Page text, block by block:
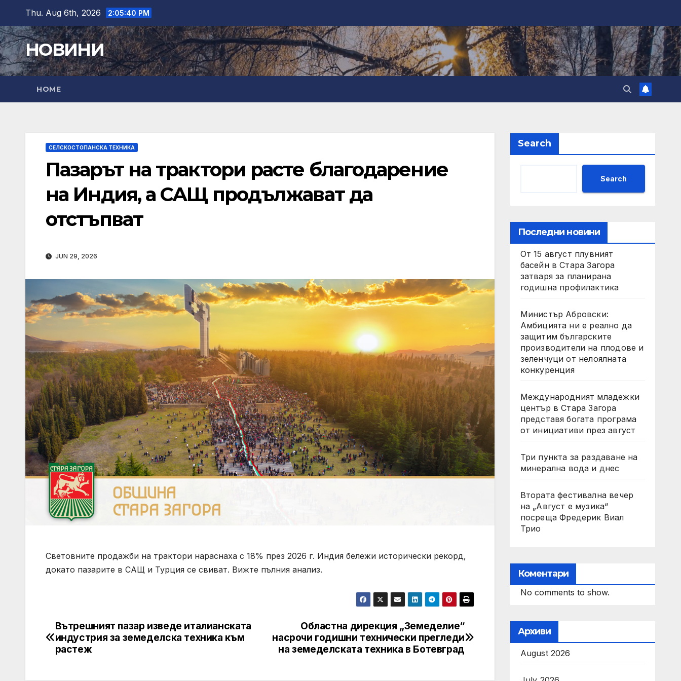
content
Thu. Aug 6th, 2026 2:05:41 PM
НОВИНИ
HOME
СЕЛСКОСТОПАНСКА ТЕХНИКА
Пазарът на трактори расте благодарение
на Индия, а САЩ продължават да
отстъпват
JUN 29, 2026
Световните продажби на трактори нараснаха с 18% през 2026 г. Индия бележи исторически рекорд,
докато пазарите в САЩ и Турция се свиват. Вижте пълния анализ.
Post
navigation
Областна дирекция „Земеделие“
насрочи годишни технически прегледи
на земеделската техника в Ботевград
Вътрешният пазар изведе италианската
индустрия за земеделска техника към
растеж
Search
Search
Последни новини
От 15 август плувният
басейн в Стара Загора
затваря за планирана
годишна профилактика
Министър Абровски:
Амбицията ни е реално да
защитим българските
производители на плодове и
зеленчуци от нелоялната
конкуренция
Международният младежки
център в Стара Загора
представя богата програма
от инициативи през август
Три пункта за раздаване на
минерална вода и днес
Втората фестивална вечер
на „Август е музика“
посреща Фредерик Виал
Трио
Коментари
No comments to show.
Архиви
August 2026